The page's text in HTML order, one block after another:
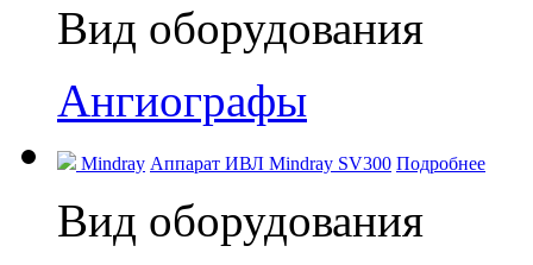
Вид оборудования
Ангиографы
Mindray Аппарат ИВЛ Mindray SV300 Подробнее
Вид оборудования